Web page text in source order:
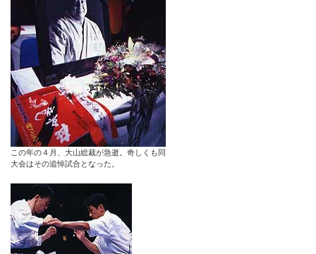
この年の４月、大山総裁が急逝。奇しくも同
大会はその追悼試合となった。